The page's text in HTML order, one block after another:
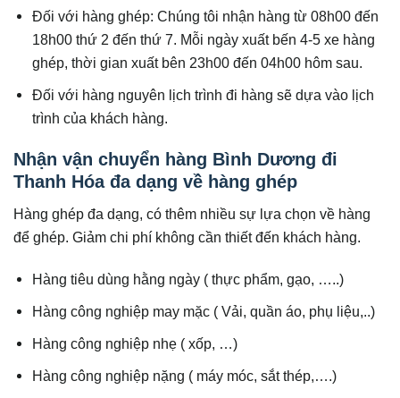
Đối với hàng ghép: Chúng tôi nhận hàng từ 08h00 đến
18h00 thứ 2 đến thứ 7. Mỗi ngày xuất bến 4-5 xe hàng
ghép, thời gian xuất bên 23h00 đến 04h00 hôm sau.
Đối với hàng nguyên lịch trình đi hàng sẽ dựa vào lịch
trình của khách hàng.
Nhận vận chuyển hàng Bình Dương đi
Thanh Hóa đa dạng về hàng ghép
Hàng ghép đa dạng, có thêm nhiều sự lựa chọn về hàng
để ghép. Giảm chi phí không cần thiết đến khách hàng.
Hàng tiêu dùng hằng ngày ( thực phẩm, gạo, …..)
Hàng công nghiệp may mặc ( Vải, quần áo, phụ liệu,..)
Hàng công nghiệp nhẹ ( xốp, …)
Hàng công nghiệp nặng ( máy móc, sắt thép,….)